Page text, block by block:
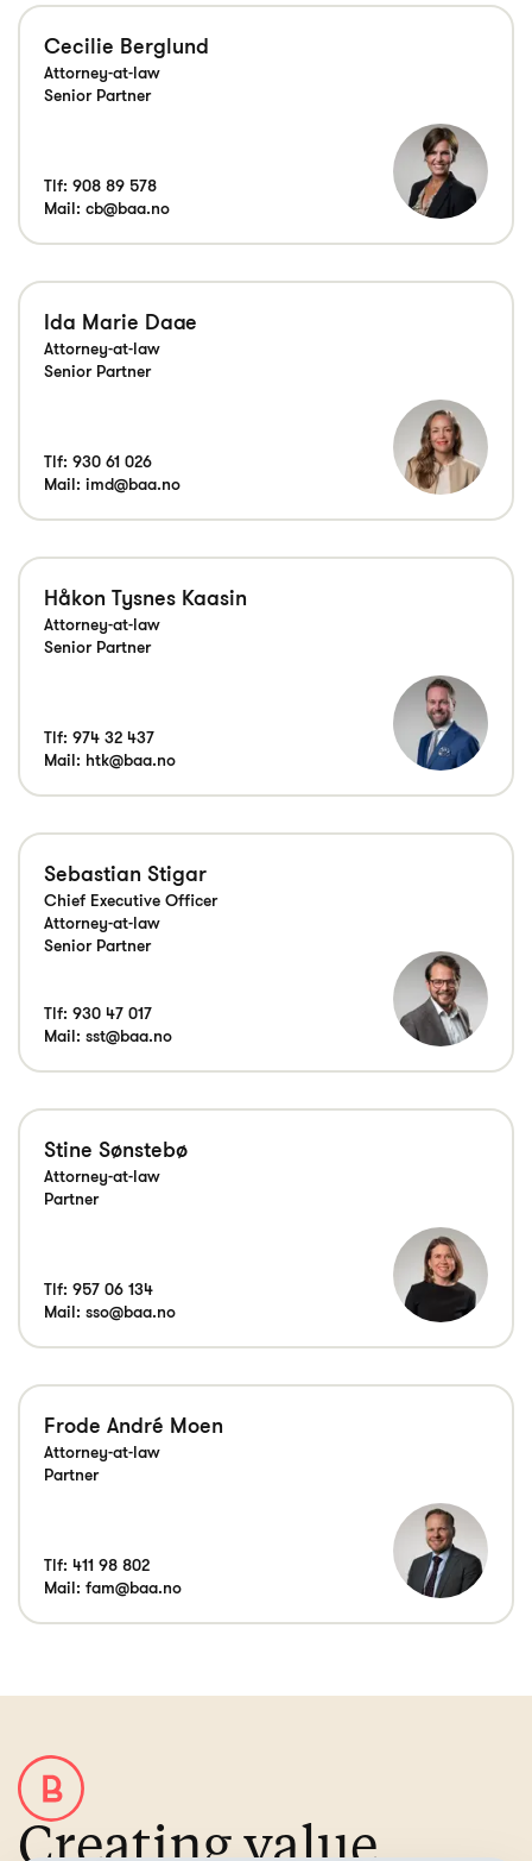
Cecilie Berglund
Attorney-at-law
Senior Partner
Tlf: 908 89 578
Mail: cb@baa.no
Ida Marie Daae
Attorney-at-law
Senior Partner
Tlf: 930 61 026
Mail: imd@baa.no
Håkon Tysnes Kaasin
Attorney-at-law
Senior Partner
Tlf: 974 32 437
Mail: htk@baa.no
Sebastian Stigar
Chief Executive Officer
Attorney-at-law
Senior Partner
Tlf: 930 47 017
Mail: sst@baa.no
Stine Sønstebø
Attorney-at-law
Tlf: 957 06 134
Mail: sso@baa.no
Frode André Moen
Attorney-at-law
Partner
Tlf: 411 98 802
Mail: fam@baa.no